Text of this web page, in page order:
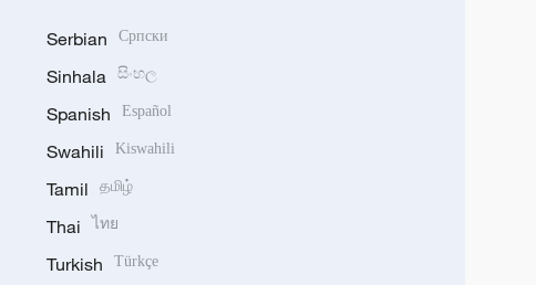
Serbian Српски
Sinhala සිංහල
Spanish Español
Swahili Kiswahili
Tamil தமிழ்
Thai ไทย
Turkish Türkçe